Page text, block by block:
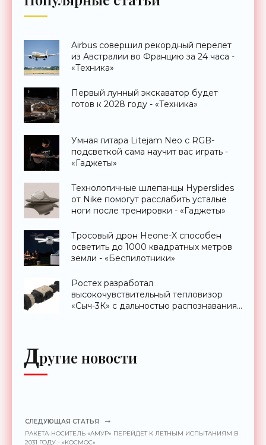
Airbus совершил рекордный перелет
из Австралии во Францию за 24 часа -
«Техника»
Первый лунный экскаватор будет
готов к 2028 году - «Техника»
Умная гитара Litejam Neo с RGB-
подсветкой сама научит вас играть -
«Гаджеты»
Технологичные шлепанцы Hyperslides
от Nike помогут расслабить усталые
ноги после тренировки - «Гаджеты»
Тросовый дрон Heone-X способен
осветить до 1000 квадратных метров
земли - «Беспилотники»
Ростех разработал
высокочувствительный тепловизор
«Сыч-3К» с дальностью распознавания
Другие новости
СЛЕДУЮЩАЯ СТАТЬЯ
РАКЕТА-НОСИТЕЛЬ «АМУР» ПЕРЕЙДЕТ К ЛЕТНЫМ ИСПЫТАНИЯМ В
2031 ГОДУ - «КОСМОС»